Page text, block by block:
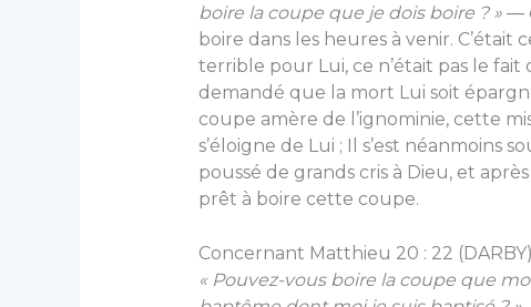
boire la coupe que je dois boire ? »―
boire dans les heures à venir.
terrible pour Lui, ce n’était pas le fait
demandé que la mort Lui soit
coupe amère de l’ignominie, cette
s’éloigne de Lui ; Il s’est néanmoins
poussé de grands cris à Dieu, et
prêt à boire cette coupe.
Concernant Matthieu 20 : 22
« Pouvez-vous boire la coupe que